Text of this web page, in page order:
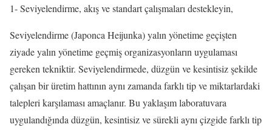
1- Seviyelendirme, akış ve standart çalışmaları destekleyin,
Seviyelendirme (Japonca Heijunka) yalın yönetime geçişten
ziyade yalın yönetime geçmiş organizasyonların uygulaması
gereken tekniktir. Seviyelendirmede, düzgün ve kesintisiz şekilde
çalışan bir üretim hattının aynı zamanda farklı tip ve miktarlardaki
talepleri karşılaması amaçlanır. Bu yaklaşım laboratuvara
uygulandığında düzgün, kesintisiz ve sürekli aynı çizgide farklı tip